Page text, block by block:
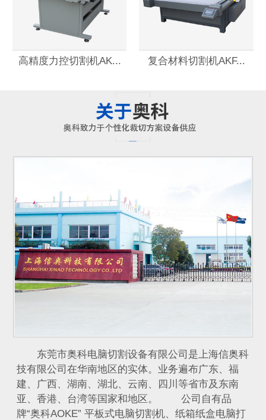
高精度力控切割机AK... 复合材料切割机AKF...
东莞市奥科电脑切割设备有限公司是上海信奥科
技有限公司在华南地区的实体。业务遍布广东、福
建、广西、湖南、湖北、云南、四川等省市及东南
亚、香港、台湾等国家和地区。 公司自有品
牌“奥科AOKE” 平板式电脑切割机、纸箱纸盒电脑打